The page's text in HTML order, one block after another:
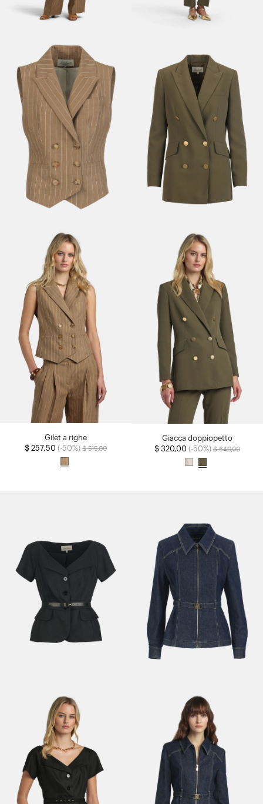
Gilet a righe
$ 257,50 (-50%) Prezzo ridotto da
$ 515,00a
Giacca doppiopetto
$ 320,00 (-50%) Prezzo ridotto
$ 640,00a